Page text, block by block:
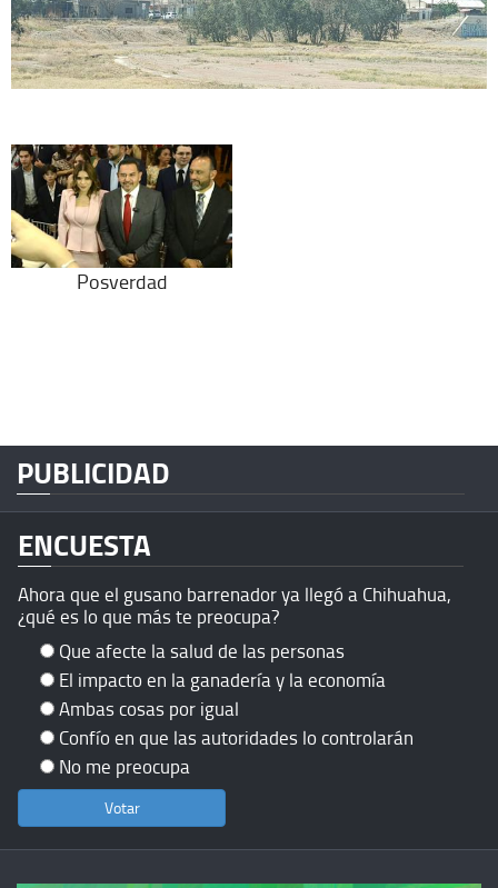
Posverdad
PUBLICIDAD
ENCUESTA
Ahora que el gusano barrenador ya llegó a Chihuahua,
¿qué es lo que más te preocupa?
Que afecte la salud de las personas
El impacto en la ganadería y la economía
Ambas cosas por igual
Confío en que las autoridades lo controlarán
No me preocupa